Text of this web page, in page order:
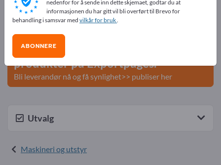
Behov – Tilbud – Brukte varer – Forretningskontakter >>
start her
Publiser din bedrift og dine
produkter på Exportpages.
Bli leverandør nå og få synlighet>> publiser her
Utvalg
Maskineri og utstyr
nedenfor for å sende inn dette skjemaet, godtar du at
informasjonen du har gitt vil bli overført til Brevo for
behandling i samsvar med vilkår for bruk.
ABONNERE